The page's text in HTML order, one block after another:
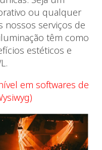
ou qualquer
nossos serviços de
têm como
estéticos e
em softwares de